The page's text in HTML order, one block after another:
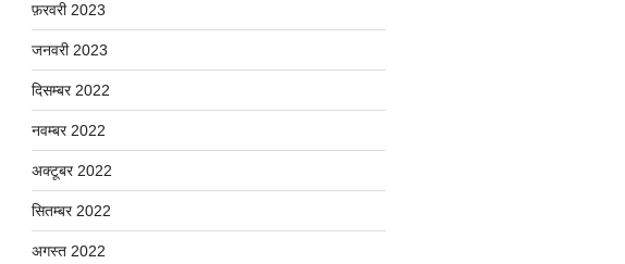
फ़रवरी 2023
जनवरी 2023
दिसम्बर 2022
नवम्बर 2022
अक्टूबर 2022
सितम्बर 2022
अगस्त 2022